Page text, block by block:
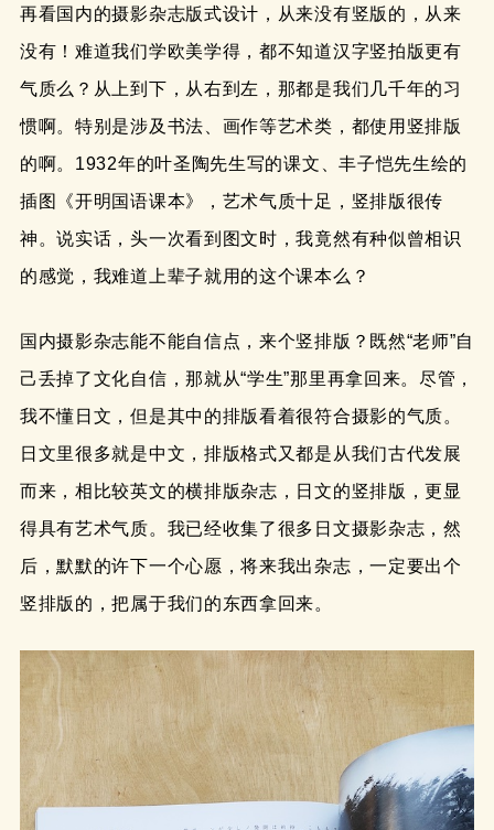
再看国内的摄影杂志版式设计，从来没有竖版的，从来
没有！难道我们学欧美学得，都不知道汉字竖拍版更有
气质么？从上到下，从右到左，那都是我们几千年的习
惯啊。特别是涉及书法、画作等艺术类，都使用竖排版
的啊。1932年的叶圣陶先生写的课文、丰子恺先生绘的
插图《开明国语课本》，艺术气质十足，竖排版很传
神。说实话，头一次看到图文时，我竟然有种似曾相识
的感觉，我难道上辈子就用的这个课本么？
国内摄影杂志能不能自信点，来个竖排版？既然“老师”自
己丢掉了文化自信，那就从“学生”那里再拿回来。尽管，
我不懂日文，但是其中的排版看着很符合摄影的气质。
日文里很多就是中文，排版格式又都是从我们古代发展
而来，相比较英文的横排版杂志，日文的竖排版，更显
得具有艺术气质。我已经收集了很多日文摄影杂志，然
后，默默的许下一个心愿，将来我出杂志，一定要出个
竖排版的，把属于我们的东西拿回来。